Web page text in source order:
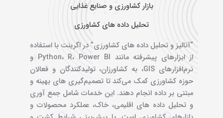
بازار کشاورزی و صنایع غذایی
تحلیل داده های کشاورزی
“آنالیز و تحلیل داده‌ های کشاورزی” در اگرینت با استفاده
از ابزارهای پیشرفته مانند Python، R، Power BI و
نرم‌افزارهای GIS، به کشاورزان، تولیدکنندگان و فعالان
حوزه کشاورزی کمک می‌کند تا تصمیم‌گیری‌ های بهینه و
مبتنی بر داده انجام دهند. این خدمات شامل جمع‌ آوری
و تحلیل داده‌ های اقلیمی، خاک، عملکرد محصولات و